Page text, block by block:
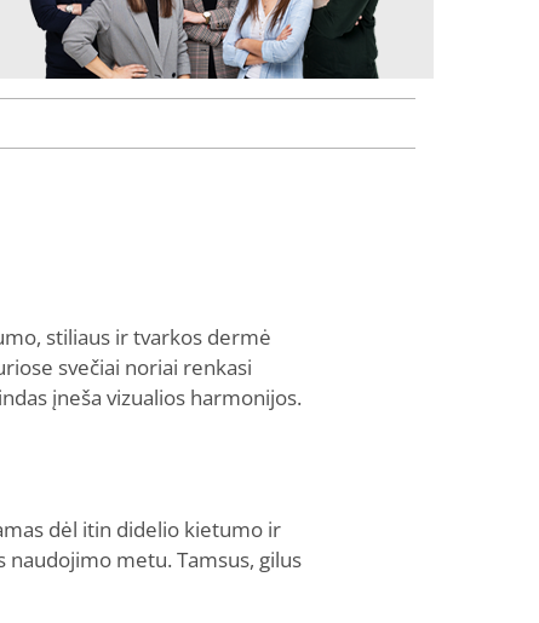
stiliaus ir tvarkos dermė
svečiai noriai renkasi
įneša vizualios harmonijos.
dėl itin didelio kietumo ir
metu. Tamsus, gilus